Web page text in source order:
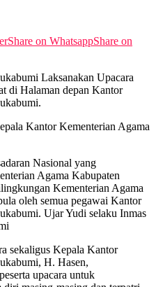
Share on WhatsappShare on
Laksanakan Upacara
di Halaman depan Kantor
Kantor Kementerian Agama
Nasional yang
Agama Kabupaten
Kementerian Agama
oleh semua pegawai Kantor
Ujar Yudi selaku Inmas
sekaligus Kepala Kantor
H. Hasen,
upacara untuk